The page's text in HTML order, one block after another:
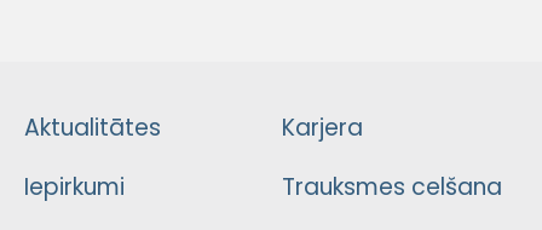
Aktualitātes
Iepirkumi
Karjera
Trauksmes celšana